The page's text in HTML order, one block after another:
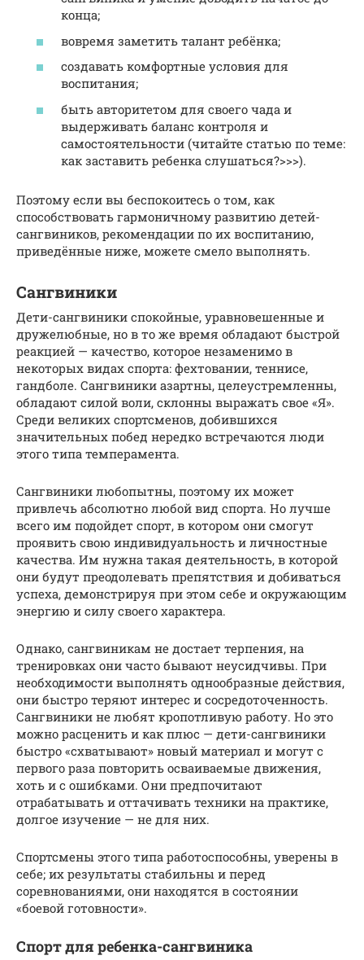
конца;
вовремя заметить талант ребёнка;
создавать комфортные условия для
воспитания;
быть авторитетом для своего чада и
выдерживать баланс контроля и
самостоятельности (читайте статью по теме:
как заставить ребенка слушаться?>>>).
Поэтому если вы беспокоитесь о том, как
способствовать гармоничному развитию детей-
сангвиников, рекомендации по их воспитанию,
приведённые ниже, можете смело выполнять.
Сангвиники
Дети-сангвиники спокойные, уравновешенные и
дружелюбные, но в то же время обладают быстрой
реакцией — качество, которое незаменимо в
некоторых видах спорта: фехтовании, теннисе,
гандболе. Сангвиники азартны, целеустремленны,
обладают силой воли, склонны выражать свое «Я».
Среди великих спортсменов, добившихся
значительных побед нередко встречаются люди
этого типа темперамента.
Сангвиники любопытны, поэтому их может
привлечь абсолютно любой вид спорта. Но лучше
всего им подойдет спорт, в котором они смогут
проявить свою индивидуальность и личностные
качества. Им нужна такая деятельность, в которой
они будут преодолевать препятствия и добиваться
успеха, демонстрируя при этом себе и окружающим
энергию и силу своего характера.
Однако, сангвиникам не достает терпения, на
тренировках они часто бывают неусидчивы. При
необходимости выполнять однообразные действия,
они быстро теряют интерес и сосредоточенность.
Сангвиники не любят кропотливую работу. Но это
можно расценить и как плюс — дети-сангвиники
быстро «схватывают» новый материал и могут с
первого раза повторить осваиваемые движения,
хоть и с ошибками. Они предпочитают
отрабатывать и оттачивать техники на практике,
долгое изучение — не для них.
Спортсмены этого типа работоспособны, уверены в
себе; их результаты стабильны и перед
соревнованиями, они находятся в состоянии
«боевой готовности».
Спорт для ребенка-сангвиника